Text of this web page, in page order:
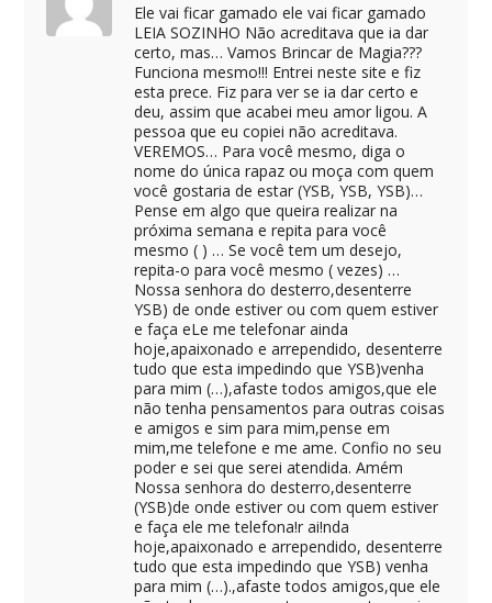
Ele vai ficar gamado ele vai ficar gamado
LEIA SOZINHO Não acreditava que ia dar
certo, mas… Vamos Brincar de Magia???
Funciona mesmo!!! Entrei neste site e fiz
esta prece. Fiz para ver se ia dar certo e
deu, assim que acabei meu amor ligou. A
pessoa que eu copiei não acreditava.
VEREMOS… Para você mesmo, diga o
nome do única rapaz ou moça com quem
você gostaria de estar (YSB, YSB, YSB)…
Pense em algo que queira realizar na
próxima semana e repita para você
mesmo ( ) … Se você tem um desejo,
repita-o para você mesmo ( vezes) …
Nossa senhora do desterro,desenterre
YSB) de onde estiver ou com quem estiver
e faça eLe me telefonar ainda
hoje,apaixonado e arrependido, desenterre
tudo que esta impedindo que YSB)venha
para mim (…),afaste todos amigos,que ele
não tenha pensamentos para outras coisas
e amigos e sim para mim,pense em
mim,me telefone e me ame. Confio no seu
poder e sei que serei atendida. Amém
Nossa senhora do desterro,desenterre
(YSB)de onde estiver ou com quem estiver
e faça ele me telefona!r ai!nda
hoje,apaixonado e arrependido, desenterre
tudo que esta impedindo que YSB) venha
para mim (…).,afaste todos amigos,que ele